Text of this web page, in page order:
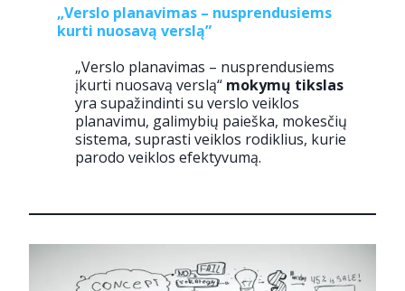
„Verslo planavimas – nusprendusiems
kurti nuosavą verslą”
„Verslo planavimas – nusprendusiems
įkurti nuosavą verslą“ mokymų tikslas
yra supažindinti su verslo veiklos
planavimu, galimybių paieška, mokesčių
sistema, suprasti veiklos rodiklius, kurie
parodo veiklos efektyvumą.